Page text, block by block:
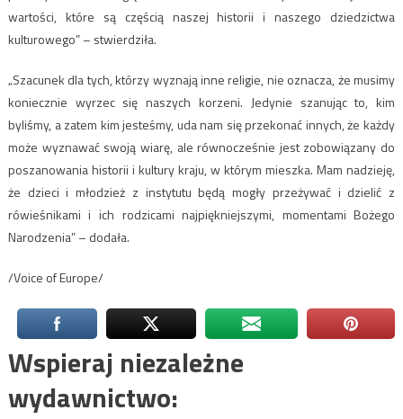
wartości, które są częścią naszej historii i naszego dziedzictwa
kulturowego” – stwierdziła.
„Szacunek dla tych, którzy wyznają inne religie, nie oznacza, że musimy
koniecznie wyrzec się naszych korzeni. Jedynie szanując to, kim
byliśmy, a zatem kim jesteśmy, uda nam się przekonać innych, że każdy
może wyznawać swoją wiarę, ale równocześnie jest zobowiązany do
poszanowania historii i kultury kraju, w którym mieszka. Mam nadzieję,
że dzieci i młodzież z instytutu będą mogły przeżywać i dzielić z
rówieśnikami i ich rodzicami najpiękniejszymi, momentami Bożego
Narodzenia” – dodała.
/Voice of Europe/
Wspieraj niezależne
wydawnictwo: